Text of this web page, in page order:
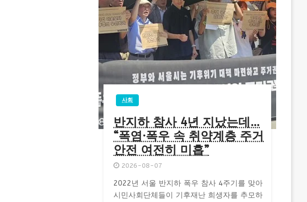
사회
반지하 참사 4년 지났는데…
“폭염·폭우 속 취약계층 주거
안전 여전히 미흡”
2026-08-07
2022년 서울 반지하 폭우 참사 4주기를 맞아
시민사회단체들이 기후재난 희생자를 추모하